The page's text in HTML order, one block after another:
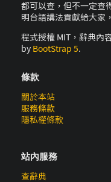
都可以查，但不一定查
明台語講法貢獻給大家
程式授權 MIT，辭典內
by BootStrap 5.
條款
關於本站
服務條款
隱私權條款
站內服務
查辭典